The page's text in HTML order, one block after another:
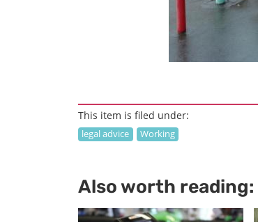
This item is filed under:
legal advice Working
Also worth reading: